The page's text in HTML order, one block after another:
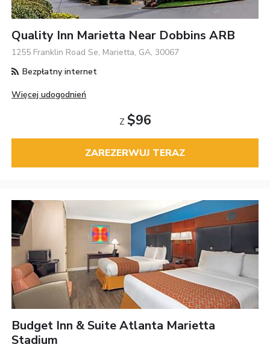
Quality Inn Marietta Near Dobbins ARB
1255 Franklin Road Se, Marietta, GA, 30067
Bezpłatny internet
Więcej udogodnień
Z $96
ZAREZERWUJ TERAZ
Budget Inn & Suite Atlanta Marietta
Stadium